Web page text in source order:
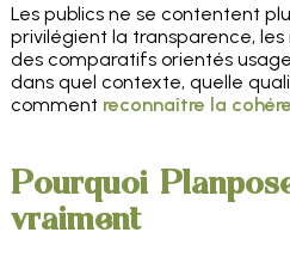
Les publics ne se contentent
privilégient la transparence,
des comparatifs orientés
dans quel contexte, quelle
comment reconnaître la
Pourquoi
vraiment